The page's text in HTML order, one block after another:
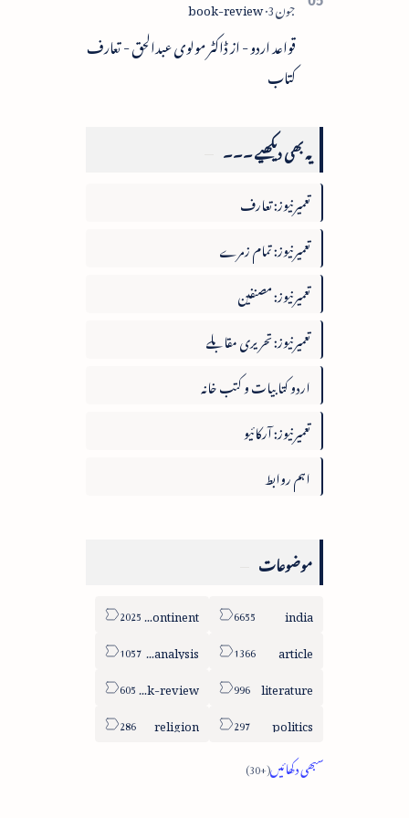
قواعد اردو - از ڈاکٹر مولوی عبدالحق - تعارف
کتاب
یہ بھی دیکھیے ۔۔۔
تعمیرنیوز: تعارف
تعمیرنیوز: تمام زمرے
تعمیرنیوز: مصنفین
تعمیرنیوز: تحریری مقابلے
اردو کتابیات و کتب خانہ
تعمیرنیوز: آرکائیو
اہم روابط
موضوعات
india
sub-continent
article
column-analysis
literature
book-review
politics
religion